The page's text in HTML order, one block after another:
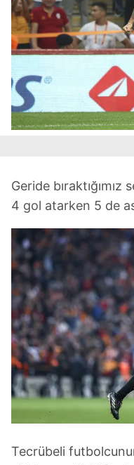
Geride
4 gol atarken 5 de
Tecrübeli futbolcunun